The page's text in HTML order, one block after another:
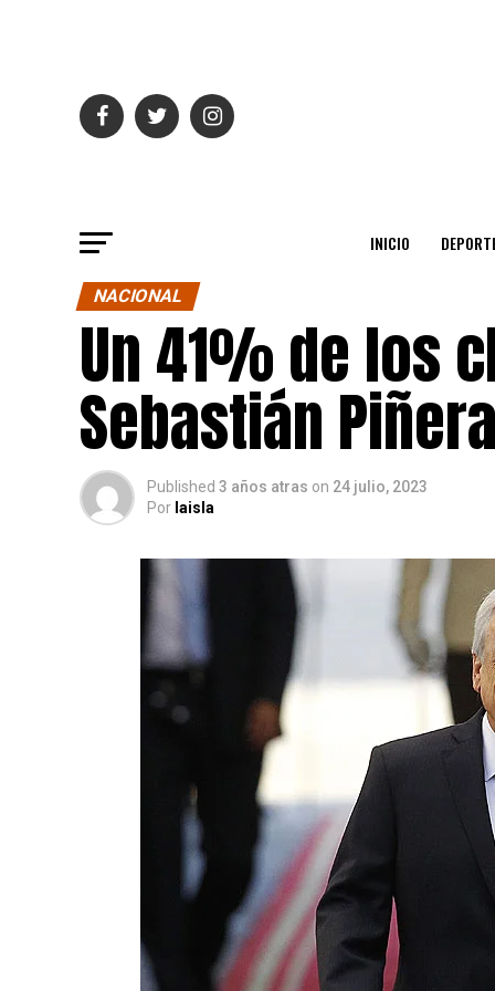
INICIO
NACIONAL
Un 41% de los
Sebastián
Published 3 años atras on 24 julio, 2023
Por laisla